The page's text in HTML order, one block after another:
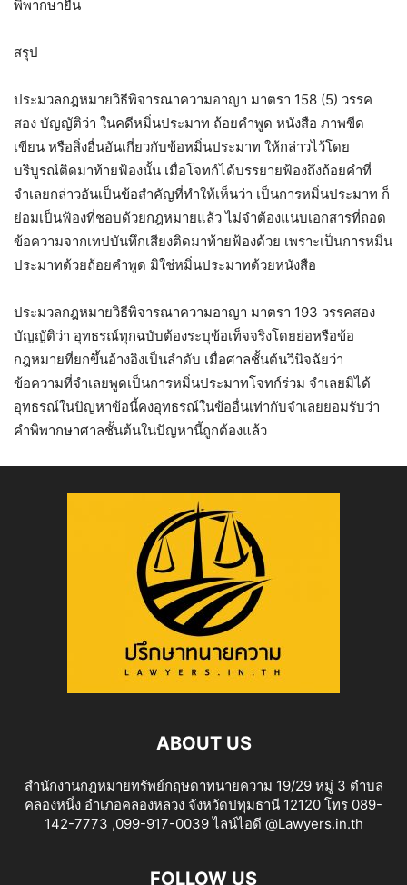
พิพากษายืน
สรุป
ประมวลกฎหมายวิธีพิจารณาความอาญา มาตรา 158 (5) วรรค
สอง บัญญัติว่า ในคดีหมิ่นประมาท ถ้อยคำพูด หนังสือ ภาพขีด
เขียน หรือสิ่งอื่นอันเกี่ยวกับข้อหมิ่นประมาท ให้กล่าวไว้โดย
บริบูรณ์ติดมาท้ายฟ้องนั้น เมื่อโจทก์ได้บรรยายฟ้องถึงถ้อยคำที่
จำเลยกล่าวอันเป็นข้อสำคัญที่ทำให้เห็นว่า เป็นการหมิ่นประมาท ก็
ย่อมเป็นฟ้องที่ชอบด้วยกฎหมายแล้ว ไม่จำต้องแนบเอกสารที่ถอด
ข้อความจากเทปบันทึกเสียงติดมาท้ายฟ้องด้วย เพราะเป็นการหมิ่น
ประมาทด้วยถ้อยคำพูด มิใช่หมิ่นประมาทด้วยหนังสือ
ประมวลกฎหมายวิธีพิจารณาความอาญา มาตรา 193 วรรคสอง
บัญญัติว่า อุทธรณ์ทุกฉบับต้องระบุข้อเท็จจริงโดยย่อหรือข้อ
กฎหมายที่ยกขึ้นอ้างอิงเป็นลำดับ เมื่อศาลชั้นต้นวินิจฉัยว่า
ข้อความที่จำเลยพูดเป็นการหมิ่นประมาทโจทก์ร่วม จำเลยมิได้
อุทธรณ์ในปัญหาข้อนี้คงอุทธรณ์ในข้ออื่นเท่ากับจำเลยยอมรับว่า
คำพิพากษาศาลชั้นต้นในปัญหานี้ถูกต้องแล้ว
ABOUT US
สำนักงานกฎหมายทรัพย์กฤษดาทนายความ 19/29 หมู่ 3 ตำบล
คลองหนึ่ง อำเภอคลองหลวง จังหวัดปทุมธานี 12120 โทร 089-
142-7773 ,099-917-0039 ไลน์ไอดี @Lawyers.in.th
FOLLOW US